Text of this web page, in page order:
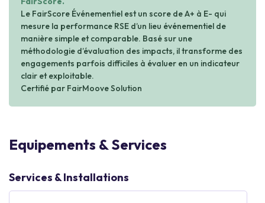
Le FairScore Événementiel est un score de A+ à E- qui
mesure la performance RSE d’un lieu événementiel de
manière simple et comparable. Basé sur une
méthodologie d’évaluation des impacts, il transforme des
engagements parfois difficiles à évaluer en un indicateur
clair et exploitable.
Certifié par FairMoove Solution
Equipements & Services
Services & Installations